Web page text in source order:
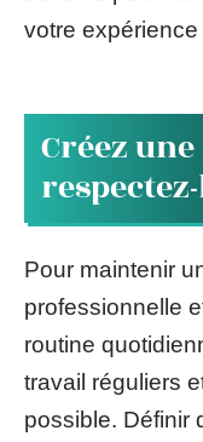
votre
Créez
Pour maintenir
professionnelle
routine
travail réguliers
possible. Définir